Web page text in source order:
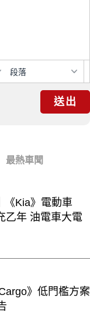
段落
送出
最熱車聞
《Kia》電動車
乙年 油電車大電
》低門檻方案